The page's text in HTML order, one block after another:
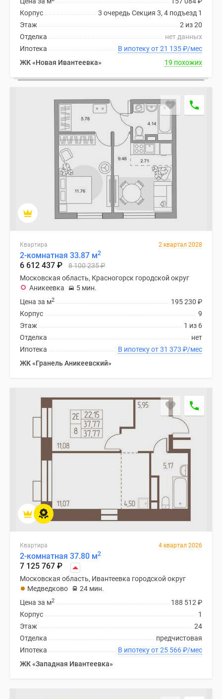
Подмосковья
Студии
комнатные
программы
Медиа
Новости
недвижимости
Мнение
эксперта
Аналитика
рынка
Покупателю
Экспертиза
новостроек
Машино-
Апартаменты
ипотека
#рассрочка
ипотека
скидками
3 очередь Секция 3, 4 подъезд 1
Корпус
2 из 20
Этаж
нет данных
Отделка
В ипотеку от 21 135₽/мес
Ипотека
ЖК «Новая Ивантеевка»
19 похожих
Квартира 2 квартал 2028
2-комнатная 33.87 м2
6 612 437 ₽ 8 100 235₽
Московская область, Красногорск городской округ
Аникеевка
5 мин.
195 230 ₽
Цена за м2
9
Корпус
1 из 6
Этаж
нет
Отделка
В ипотеку от 31 373 ₽/мес
Ипотека
ЖК «Гранель Аникеевский»
Квартира 4 квартал 2026
2-комнатная 37.80 м2
7 125 767 ₽
Московская область, Ивантеевка городской округ
Медведково
24 мин.
188 512 ₽
Цена за м2
1
Корпус
24
Этаж
предчистовая
Отделка
В ипотеку от 25 566₽/мес
Ипотека
ЖК «Западная Ивантеевка»